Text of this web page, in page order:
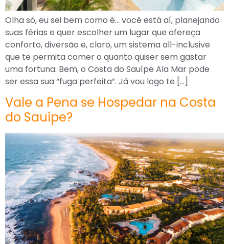
Olha só, eu sei bem como é… você está aí, planejando
suas férias e quer escolher um lugar que ofereça
conforto, diversão e, claro, um sistema all-inclusive
que te permita comer o quanto quiser sem gastar
uma fortuna. Bem, o Costa do Sauípe Ala Mar pode
ser essa sua “fuga perfeita”. Já vou logo te […]
Vale a Pena se Hospedar na Costa
do Sauípe?